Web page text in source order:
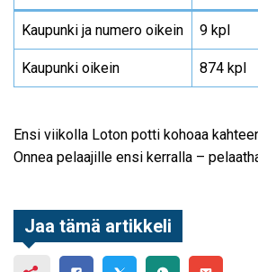
Kaupunki ja numero oikein 9 kpl
Kaupunki oikein 874 kpl
Ensi viikolla Loton potti kohoaa
Onnea pelaajille ensi kerralla –
Jaa tämä artikkeli